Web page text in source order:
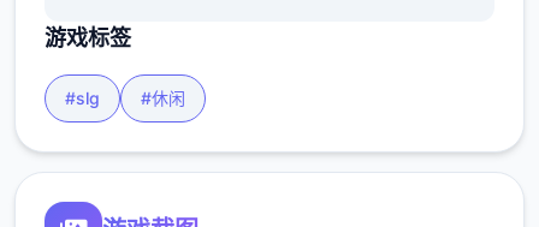
游戏标签
#slg #休闲